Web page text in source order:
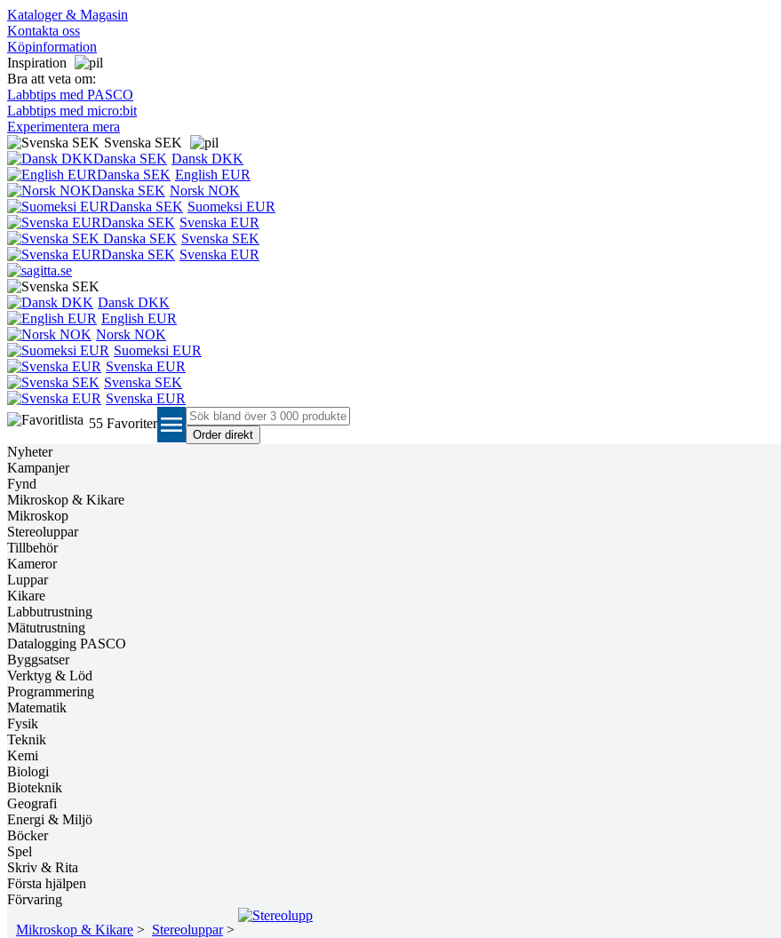
Kataloger & Magasin
Kontakta oss
Köpinformation
Inspiration
Bra att veta om:
Labbtips med PASCO
Labbtips med micro:bit
Experimentera mera
Svenska SEK
Dansk DKK
English EUR
Norsk NOK
Suomeksi EUR
Svenska EUR
Svenska SEK
Svenska EUR
Dansk DKK
English EUR
Norsk NOK
Suomeksi EUR
Svenska EUR
Svenska SEK
Svenska EUR
55 Favoriter menu
Nyheter
Kampanjer
Fynd
Mikroskop & Kikare
Mikroskop
Stereoluppar
Tillbehör
Kameror
Luppar
Kikare
Labbutrustning
Mätutrustning
Datalogging PASCO
Byggsatser
Verktyg & Löd
Programmering
Matematik
Fysik
Teknik
Kemi
Biologi
Bioteknik
Geografi
Energi & Miljö
Böcker
Spel
Skriv & Rita
Första hjälpen
Förvaring
Mikroskop & Kikare > Stereoluppar>